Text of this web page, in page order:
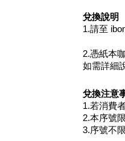
兌換說明
1.請至
2.憑紙本
如需詳細
兌換注意
1.若消費
2.本序號
3.序號不